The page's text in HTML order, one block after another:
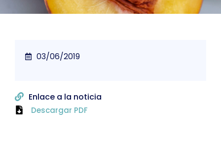
03/06/2019
Enlace a la noticia
Descargar PDF